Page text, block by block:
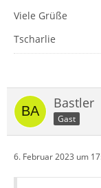
Viele Grüße
Tscharlie
Bastler
Gast
6. Februar 2023 um